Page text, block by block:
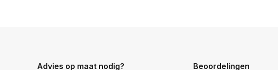
Advies op maat nodig? Beoordelingen